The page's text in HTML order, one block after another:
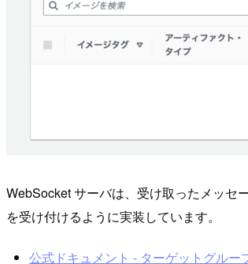
WebSocket サーバは、受け取ったメッセ
を受け付けるように実装しています。
公式ドキュメント - ターゲットグルー